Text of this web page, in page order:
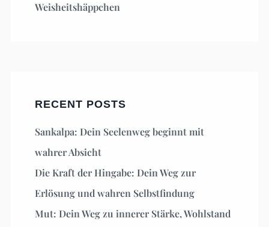
Weisheitshäppchen
RECENT POSTS
Sankalpa: Dein Seelenweg beginnt mit
wahrer Absicht
Die Kraft der Hingabe: Dein Weg zur
Erlösung und wahren Selbstfindung
Mut: Dein Weg zu innerer Stärke, Wohlstand